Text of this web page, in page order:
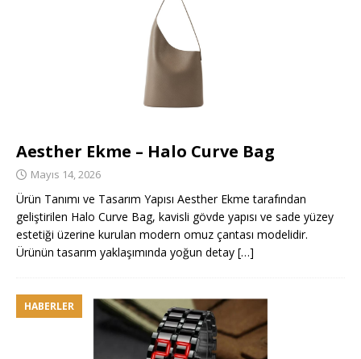
Aesther Ekme – Halo Curve Bag
Mayıs 14, 2026
Ürün Tanımı ve Tasarım Yapısı Aesther Ekme tarafından
geliştirilen Halo Curve Bag, kavisli gövde yapısı ve sade yüzey
estetiği üzerine kurulan modern omuz çantası modelidir.
Ürünün tasarım yaklaşımında yoğun detay […]
HABERLER